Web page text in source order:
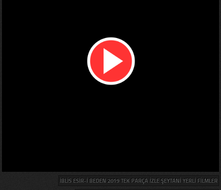
İBLIS ESIR-I BEDEN 2019 TEK PARÇA IZLE ŞEYTANI YERLI FILMLER